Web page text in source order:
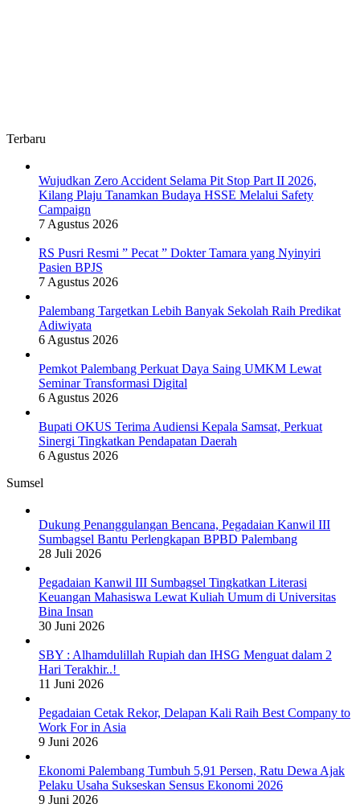
Terbaru
Wujudkan Zero Accident Selama Pit Stop Part II 2026,
Kilang Plaju Tanamkan Budaya HSSE Melalui Safety
Campaign
7 Agustus 2026
RS Pusri Resmi ” Pecat ” Dokter Tamara yang Nyinyiri
Pasien BPJS
7 Agustus 2026
Palembang Targetkan Lebih Banyak Sekolah Raih Predikat
Adiwiyata
6 Agustus 2026
Pemkot Palembang Perkuat Daya Saing UMKM Lewat
Seminar Transformasi Digital
6 Agustus 2026
Bupati OKUS Terima Audiensi Kepala Samsat, Perkuat
Sinergi Tingkatkan Pendapatan Daerah
6 Agustus 2026
Sumsel
Dukung Penanggulangan Bencana, Pegadaian Kanwil III
Sumbagsel Bantu Perlengkapan BPBD Palembang
28 Juli 2026
Pegadaian Kanwil III Sumbagsel Tingkatkan Literasi
Keuangan Mahasiswa Lewat Kuliah Umum di Universitas
Bina Insan
30 Juni 2026
SBY : Alhamdulillah Rupiah dan IHSG Menguat dalam 2
Hari Terakhir..!
11 Juni 2026
Pegadaian Cetak Rekor, Delapan Kali Raih Best Company to
Work For in Asia
9 Juni 2026
Ekonomi Palembang Tumbuh 5,91 Persen, Ratu Dewa Ajak
Pelaku Usaha Sukseskan Sensus Ekonomi 2026
9 Juni 2026